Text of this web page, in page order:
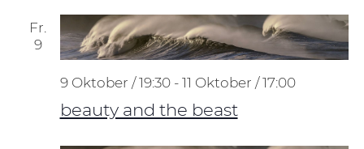
Fr.
9
beauty and the beast
9 Oktober / 19:30- 11 Oktober / 17:00